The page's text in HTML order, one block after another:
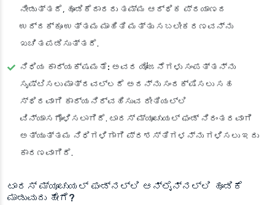
ನೀಡುತ್ತದೆ, ಹೂಡಿಕೆದಾರರು ತಮ್ಮ ಆರ್ಥಿಕ ಪ್ರಯಾಣದ
ಉದ್ದಕ್ಕೂ ಉತ್ತಮ ಮಾಹಿತಿ ಮತ್ತು ಸಬಲೀಕರಣವನ್ನು
ಖಚಿತಪಡಿಸುತ್ತದೆ.
ನಿಧಿಯ ಕಾರ್ಯಕ್ಷಮತೆ: ಅವರ ಯೋಜನೆಗಳು ಸಂಪತ್ತನ್ನು
ಸೃಷ್ಟಿಸಲು ಮಾತ್ರವಲ್ಲದೆ ಅದನ್ನು ಸಂರಕ್ಷಿಸಲು ಸಹ
ಸ್ಥಿರವಾಗಿ ಕಾರ್ಯನಿರ್ವಹಿಸುವ ರೀತಿಯಲ್ಲಿ
ವಿನ್ಯಾಸಗೊಳಿಸಲಾಗಿದೆ. ಟಾರಸ್ ಮ್ಯೂಚುಯಲ್ ಫಂಡ್ ನಿರಂತರವಾಗಿ
ಅತ್ಯುತ್ತಮ ನಿಧಿಗಳಿಗಾಗಿ ಪ್ರಶಸ್ತಿಗಳನ್ನು ಗಳಿಸಲು ಇದು
ಕಾರಣವಾಗಿದೆ.
ಟಾರಸ್ ಮ್ಯೂಚುಯಲ್ ಫಂಡ್‌ನಲ್ಲಿ ಆನ್‌ಲೈನ್‌ನಲ್ಲಿ ಹೂಡಿಕೆ
ಮಾಡುವುದು ಹೇಗೆ?